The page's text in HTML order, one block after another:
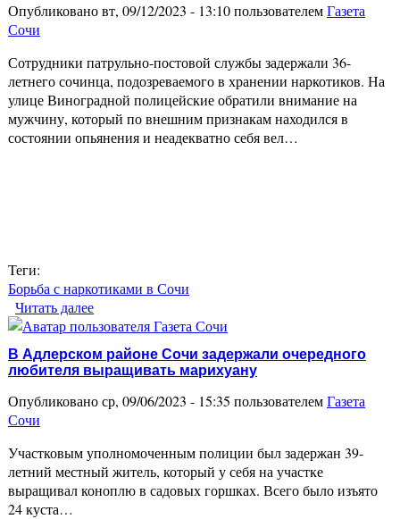
Опубликовано вт, 09/12/2023 - 13:10 пользователемГазета
Сочи
Сотрудники патрульно-постовой службы задержали 36-
летнего сочинца, подозреваемого в хранении наркотиков. На
улице Виноградной полицейские обратили внимание на
мужчину, который по внешним признакам находился в
состоянии опьянения и неадекватно себя вел…
Теги:
Борьба с наркотиками в Сочи
Читать далее
наркотик, увидев наряд полиции
В Адлерском районе Сочи задержали очередного
любителя выращивать марихуану
Опубликовано ср, 09/06/2023 - 15:35 пользователемГазета
Сочи
Участковым уполномоченным полиции был задержан 39-
летний местный житель, который у себя на участке
выращивал коноплю в садовых горшках. Всего было изъято
24 куста…